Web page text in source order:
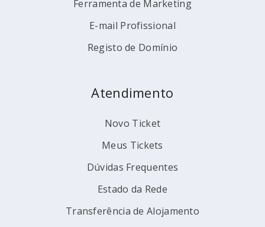
Ferramenta de Marketing
E-mail Profissional
Registo de Domínio
Atendimento
Novo Ticket
Meus Tickets
Dúvidas Frequentes
Estado da Rede
Transferência de Alojamento